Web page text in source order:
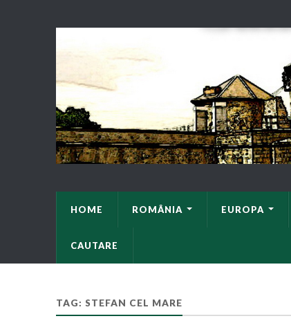
HOME ROMÂNIA EUROPA
CAUTARE
TAG: STEFAN CEL MARE